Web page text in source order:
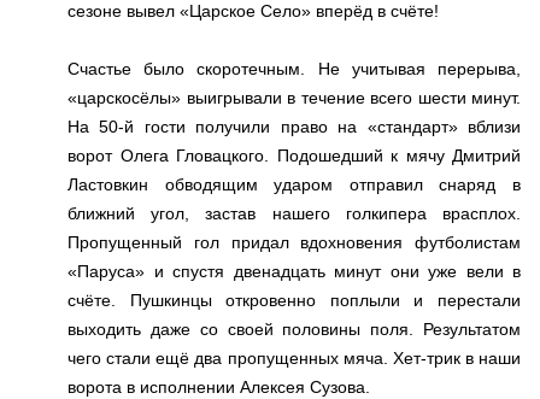
сезоне вывел «Царское Село» вперёд в счёте!
Счастье было скоротечным. Не учитывая перерыва,
«царскосёлы» выигрывали в течение всего шести минут.
На 50-й гости получили право на «стандарт» вблизи
ворот Олега Гловацкого. Подошедший к мячу Дмитрий
Ластовкин обводящим ударом отправил снаряд в
ближний угол, застав нашего голкипера врасплох.
Пропущенный гол придал вдохновения футболистам
«Паруса» и спустя двенадцать минут они уже вели в
счёте. Пушкинцы откровенно поплыли и перестали
выходить даже со своей половины поля. Результатом
чего стали ещё два пропущенных мяча. Хет-трик в наши
ворота в исполнении Алексея Сузова.